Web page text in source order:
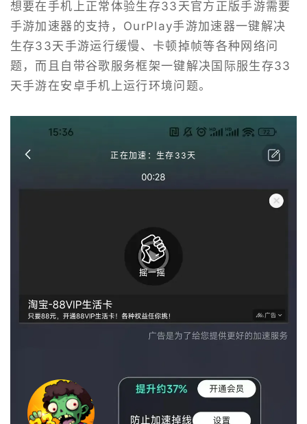
想要在手机上正常体验生存33天官方正版手游需要
手游加速器的支持，OurPlay手游加速器一键解决
生存33天手游运行缓慢、卡顿掉帧等各种网络问
题，而且自带谷歌服务框架一键解决国际服生存33
天手游在安卓手机上运行环境问题。
正在加速：生存33天